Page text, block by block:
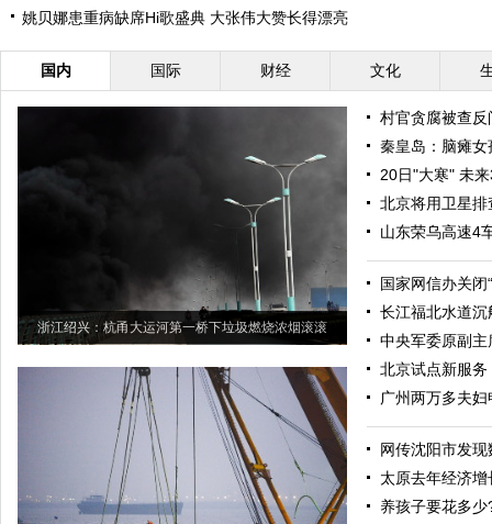
姚贝娜患重病缺席Hi歌盛典 大张伟大赞长得漂亮
国内 国际 财经 文化
浙江绍兴：杭甬大运河第一桥下垃圾燃烧浓烟滚滚
村官贪腐被查
秦皇岛：脑瘫
20日"大寒" 未
北京将用卫星
山东荣乌高速4
国家网信办关闭
长江福北水道
中央军委原副
北京试点新服
广州两万多夫妇
网传沈阳市发
太原去年经济
养孩子要花多